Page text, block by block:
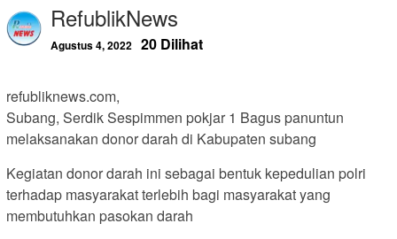
RefublikNews
Agustus 4, 2022 20 Dilihat
refubliknews.com,
Subang, Serdik Sespimmen pokjar 1 Bagus panuntun
melaksanakan donor darah di Kabupaten subang
Kegiatan donor darah ini sebagai bentuk kepedulian polri
terhadap masyarakat terlebih bagi masyarakat yang
membutuhkan pasokan darah